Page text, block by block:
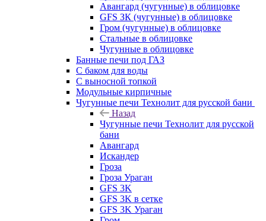
Авангард (чугунные) в облицовке
GFS ЗК (чугунные) в облицовке
Гром (чугунные) в облицовке
Стальные в облицовке
Чугунные в облицовке
Банные печи под ГАЗ
С баком для воды
С выносной топкой
Модульные кирпичные
Чугунные печи Технолит для русской бани
Назад
Чугунные печи Технолит для русской
бани
Авангард
Искандер
Гроза
Гроза Ураган
GFS 3K
GFS 3K в сетке
GFS 3K Ураган